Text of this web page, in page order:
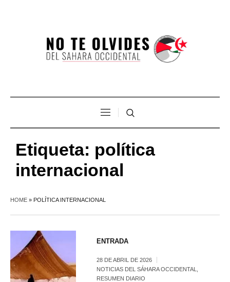
Etiqueta: política
internacional
HOME » POLÍTICA INTERNACIONAL
ENTRADA
28 DE ABRIL DE 2026
NOTICIAS DEL SÁHARA OCCIDENTAL
RESUMEN DIARIO